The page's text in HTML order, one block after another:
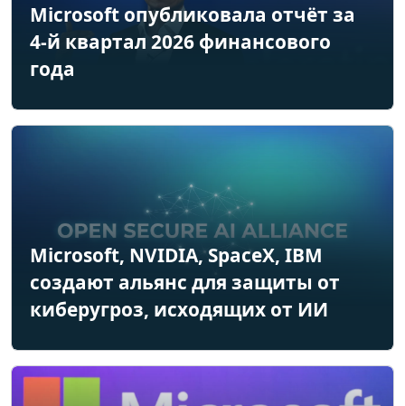
Microsoft опубликовала отчёт за
4-й квартал 2026 финансового
года
Microsoft, NVIDIA, SpaceX, IBM
создают альянс для защиты от
киберугроз, исходящих от ИИ